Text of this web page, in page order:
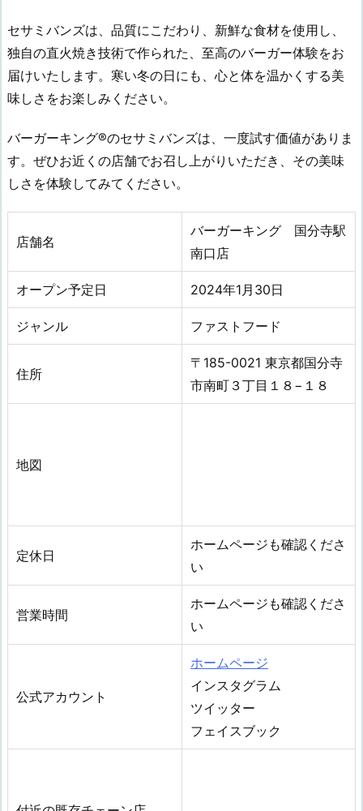
セサミバンズは、品質にこだわり、新鮮な食材を使用し、
独自の直火焼き技術で作られた、至高のバーガー体験をお
届けいたします。寒い冬の日にも、心と体を温かくする美
味しさをお楽しみください。
バーガーキング®のセサミバンズは、一度試す価値がありま
す。ぜひお近くの店舗でお召し上がりいただき、その美味
しさを体験してみてください。
店舗名
バーガーキング 国分寺駅
南口店
オープン予定日 2024年1 月 30日
ジャンル ファストフード
住所
〒185-0021 東京都国分寺
市南町３丁目１８−１８
地図
定休日
ホームページも確認くださ
い
営業時間
ホームページも確認くださ
い
公式アカウント
ホームページ
インスタグラム
ツイッター
フェイスブック